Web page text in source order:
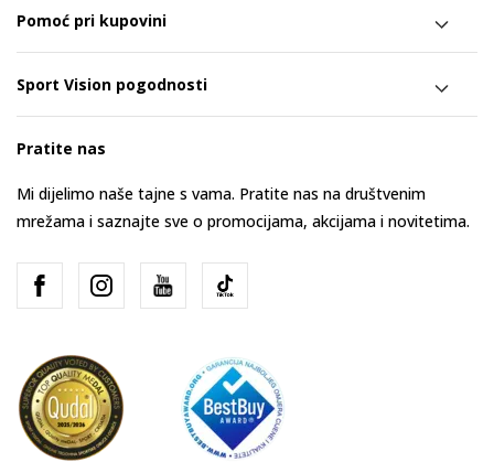
Pomoć pri kupovini
Sport Vision pogodnosti
Pratite nas
Mi dijelimo naše tajne s vama. Pratite nas na društvenim
mrežama i saznajte sve o promocijama, akcijama i novitetima.